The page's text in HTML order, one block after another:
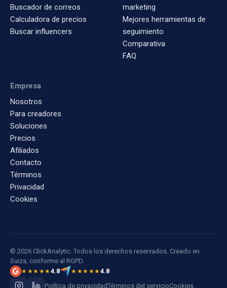
Buscador de correos
Calculadora de precios
Buscar influencers
marketing
Mejores herramientas de
seguimiento
Comparativa
FAQ
Empresa
Nosotros
Para creadores
Soluciones
Precios
Afiliados
Contacto
Términos
Privacidad
Cookies
© 2026 ClickAnalytic. Todos los derechos reservados. Creado en
Suiza, conforme al RGPD.
★★★★★4.8 ★★★★★4.8
Política de privacidadTérminos del servicioCookies